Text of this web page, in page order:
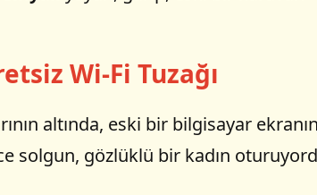
Wi-Fi Tuzağı
altında, eski bir bilgisayar
solgun, gözlüklü bir kadın